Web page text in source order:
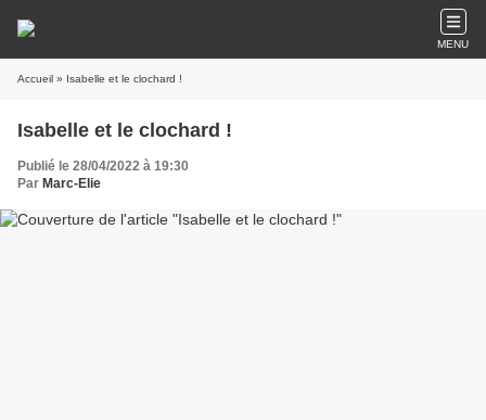
MENU
Accueil » Isabelle et le clochard !
Isabelle et le clochard !
Publié le 28/04/2022 à 19:30
Par Marc-Elie